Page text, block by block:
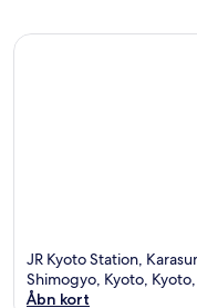
JR Kyoto Station,
Shimogyo, Kyoto,
Åbn kort